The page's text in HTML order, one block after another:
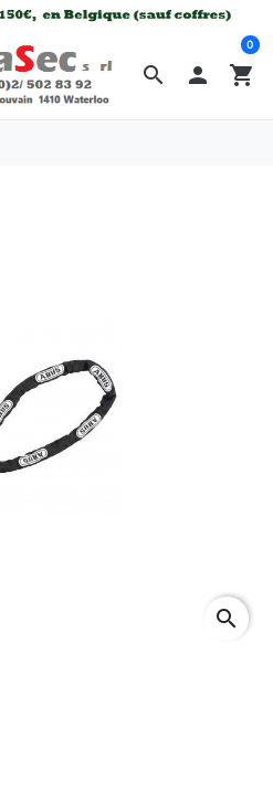
search  shopping_cart
0
search